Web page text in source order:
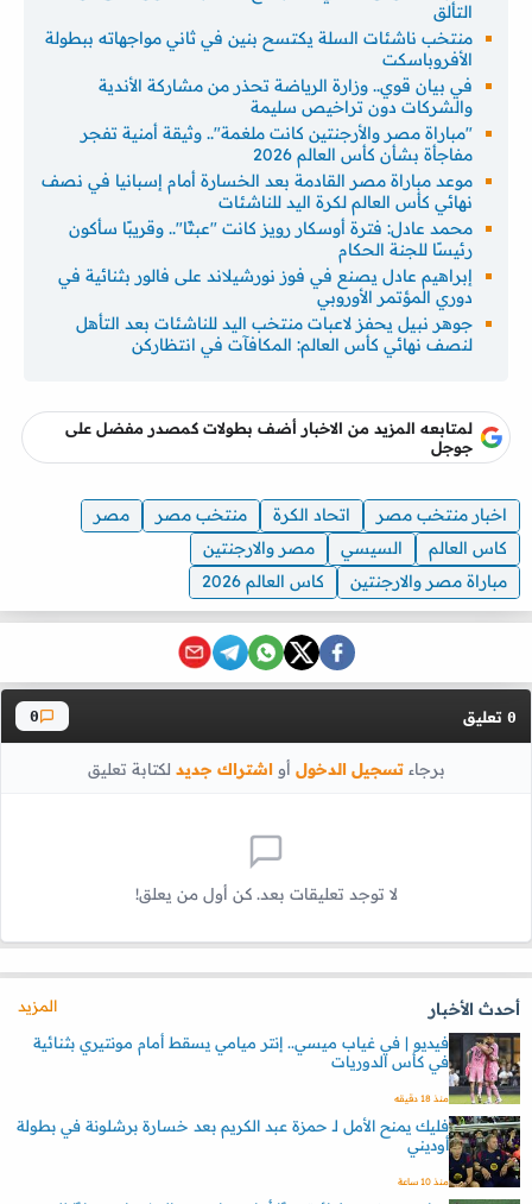
التألق
منتخب ناشئات السلة يكتسح بنين في ثاني مواجهاته ببطولة
الأفروباسكت
في بيان قوي.. وزارة الرياضة تحذر من مشاركة الأندية
والشركات دون تراخيص سليمة
"مباراة مصر والأرجنتين كانت ملغمة".. وثيقة أمنية تفجر
مفاجأة بشأن كأس العالم 2026
موعد مباراة مصر القادمة بعد الخسارة أمام إسبانيا في نصف
نهائي كأس العالم لكرة اليد للناشئات
محمد عادل: فترة أوسكار رويز كانت "عبثًا".. وقريبًا سأكون
رئيسًا للجنة الحكام
إبراهيم عادل يصنع في فوز نورشيلاند على فالور بثنائية في
دوري المؤتمر الأوروبي
جوهر نبيل يحفز لاعبات منتخب اليد للناشئات بعد التأهل
لنصف نهائي كأس العالم: المكافآت في انتظاركن
لمتابعه المزيد من الاخبار أضف بطولات كمصدر مفضل على
جوجل
اخبار منتخب مصر اتحاد الكرة منتخب مصر
مصر
كاس العالم
السيسي
مصر والارجنتين
مباراة مصر والارجنتين
كاس العالم 2026
0 تعليق 0
برجاءتسجيل الدخول أواشتراك جديد لكتابة تعليق
لا توجد تعليقات بعد. كن أول من يعلق!
أحدث الأخبار
المزيد
فيديو | في غياب ميسي.. إنتر ميامي يسقط أمام مونتيري بثنائية
في كأس الدوريات
منذ 18 دقيقه
فليك يمنح الأمل لـ حمزة عبد الكريم بعد خسارة برشلونة في بطولة
أوديني
منذ 10 ساعة